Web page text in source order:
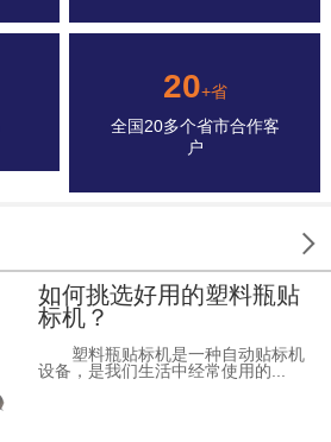
20+省
全国20多个省市合作客
户

如何挑选好用的塑料瓶贴
标机？
塑料瓶贴标机是一种自动贴标机
设备，是我们生活中经常使用的...